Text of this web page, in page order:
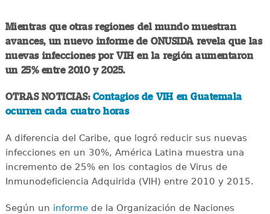
Mientras que otras regiones del mundo muestran
avances, un nuevo informe de ONUSIDA revela que las
nuevas infecciones por VIH en la región aumentaron
un 25% entre 2010 y 2025.
OTRAS NOTICIAS: Contagios de VIH en Guatemala
ocurren cada cuatro horas
A diferencia del Caribe, que logró reducir sus nuevas
infecciones en un 30%, América Latina muestra una
incremento de 25% en los contagios de Virus de
Inmunodeficiencia Adquirida (VIH) entre 2010 y 2015.
Según un informede la Organización de Naciones